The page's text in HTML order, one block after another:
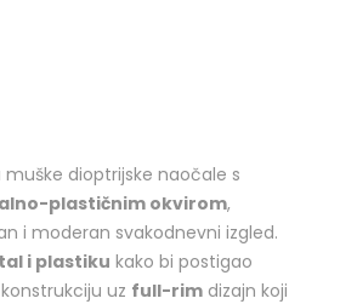
muške dioptrijske naočale s
plastičnim okvirom,
i moderan svakodnevni izgled.
i plastiku kako bi postigao
uz full-rim dizajn koji